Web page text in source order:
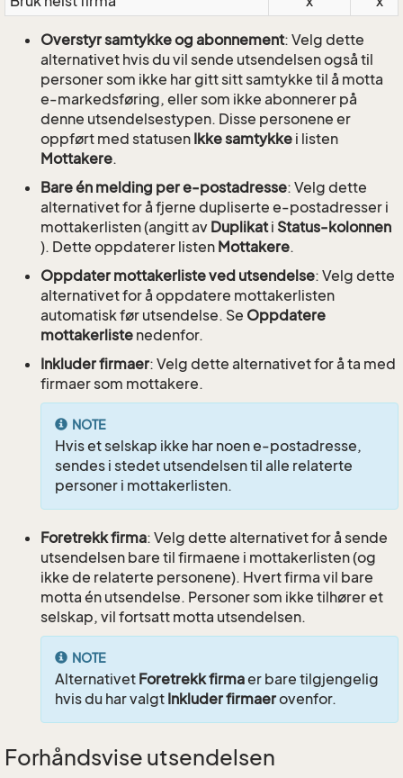
Overstyr samtykke og abonnement: Velg dette
alternativet hvis du vil sende utsendelsen også til
personer som ikke har gitt sitt samtykke til å motta
e-markedsføring, eller som ikke abonnerer på
denne utsendelsestypen. Disse personene er
oppført med statusen Ikke samtykke i listen
Mottakere.
Bare én melding per e-postadresse: Velg dette
alternativet for å fjerne dupliserte e-postadresser i
mottakerlisten (angitt av Duplikati Status-kolonnen
). Dette oppdaterer listen Mottakere.
Oppdater mottakerliste ved utsendelse: Velg dette
alternativet for å oppdatere mottakerlisten
automatisk før utsendelse. Se Oppdatere
mottakerliste nedenfor.
Inkluder firmaer: Velg dette alternativet for å ta med
firmaer som mottakere.
NOTE
Hvis et selskap ikke har noen e-postadresse,
sendes i stedet utsendelsen til alle relaterte
personer i mottakerlisten.
Foretrekk firma: Velg dette alternativet for å sende
utsendelsen bare til firmaene i mottakerlisten (og
ikke de relaterte personene). Hvert firma vil bare
motta én utsendelse. Personer som ikke tilhører et
selskap, vil fortsatt motta utsendelsen.
NOTE
Alternativet Foretrekk firmaer bare tilgjengelig
hvis du har valgt Inkluder firmaerovenfor.
Forhåndsvise utsendelsen